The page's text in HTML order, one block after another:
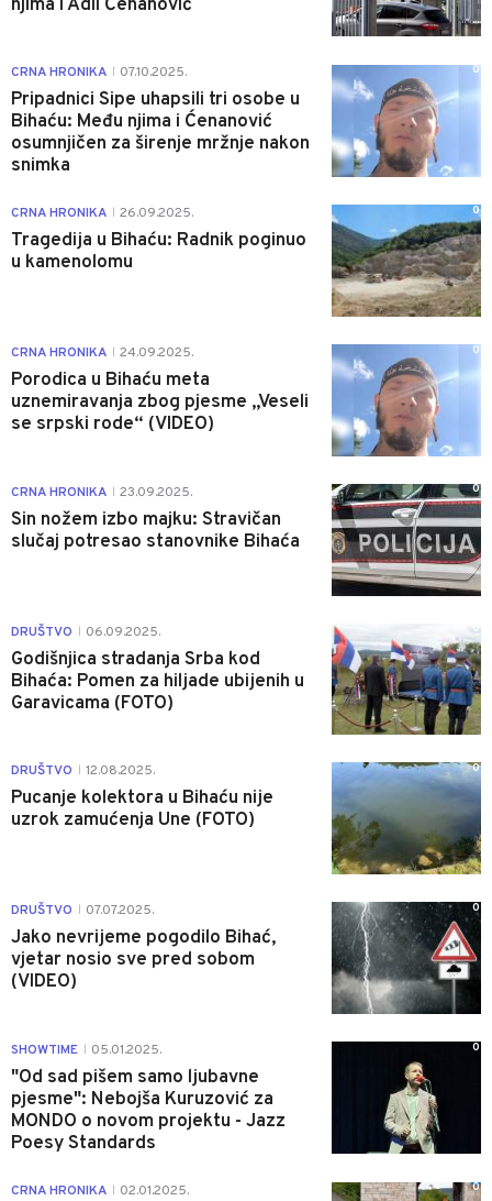
njima i Adil Ćenanović
CRNA HRONIKA 07.10.2025.
Pripadnici Sipe uhapsili tri osobe u
Bihaću: Među njima i Ćenanović
osumnjičen za širenje mržnje nakon
snimka
0
CRNA HRONIKA 26.09.2025.
Tragedija u Bihaću: Radnik poginuo
u kamenolomu
0
CRNA HRONIKA 24.09.2025.
Porodica u Bihaću meta
uznemiravanja zbog pjesme „Veseli
se srpski rode“ (VIDEO)
0
CRNA HRONIKA 23.09.2025.
Sin nožem izbo majku: Stravičan
slučaj potresao stanovnike Bihaća
0
DRUŠTVO 06.09.2025.
Godišnjica stradanja Srba kod
Bihaća: Pomen za hiljade ubijenih u
Garavicama (FOTO)
0
DRUŠTVO 12.08.2025.
Pucanje kolektora u Bihaću nije
uzrok zamućenja Une (FOTO)
0
DRUŠTVO 07.07.2025.
Jako nevrijeme pogodilo Bihać,
vjetar nosio sve pred sobom
(VIDEO)
0
SHOWTIME 05.01.2025.
"Od sad pišem samo ljubavne
pjesme": Nebojša Kuruzović za
MONDO o novom projektu - Jazz
Poesy Standards
0
CRNA HRONIKA 02.01.2025. 0